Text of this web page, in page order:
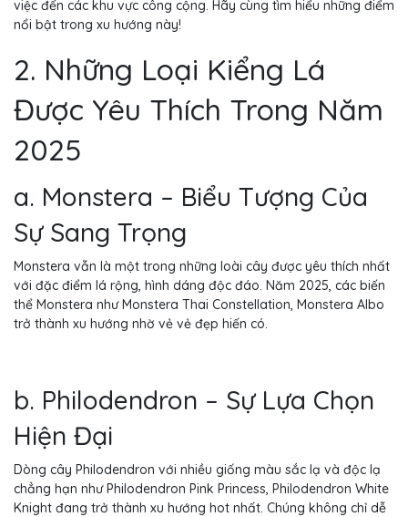
việc đến các khu vực công cộng. Hãy cùng tìm hiểu những điểm
nổi bật trong xu hướng này!
2. Những Loại Kiểng Lá
Được Yêu Thích Trong Năm
2025
a. Monstera – Biểu Tượng Của
Sự Sang Trọng
Monstera vẫn là một trong những loài cây được yêu thích nhất
với đặc điểm lá rộng, hình dáng độc đáo. Năm 2025, các biến
thể Monstera như Monstera Thai Constellation, Monstera Albo
trở thành xu hướng nhờ vẻ vẻ đẹp hiến có.
b. Philodendron – Sự Lựa Chọn
Hiện Đại
Dòng cây Philodendron với nhiều giống màu sắc lạ và độc lạ
chẳng hạn như Philodendron Pink Princess, Philodendron White
Knight đang trở thành xu hướng hot nhất. Chúng không chỉ dễ